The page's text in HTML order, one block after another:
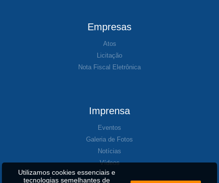
Empresas
Atos
Licitação
Nota Fiscal Eletrônica
Imprensa
Eventos
Galeria de Fotos
Notícias
Vídeos
Utilizamos cookies essenciais e
tecnologias semelhantes de